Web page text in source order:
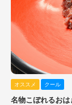
オススメ クール
名物こぼれるおは